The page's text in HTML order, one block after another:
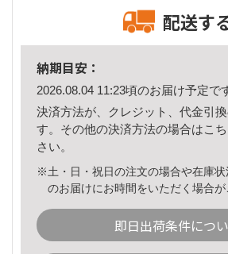
配送す
納期目安：
2026.08.04 11:23頃のお届け予定で
決済方法が、クレジット、代金引
す。その他の決済方法の場合はこ
さい。
※土・日・祝日の注文の場合や在庫状
のお届けにお時間をいただく場合が
即日出荷条件につ